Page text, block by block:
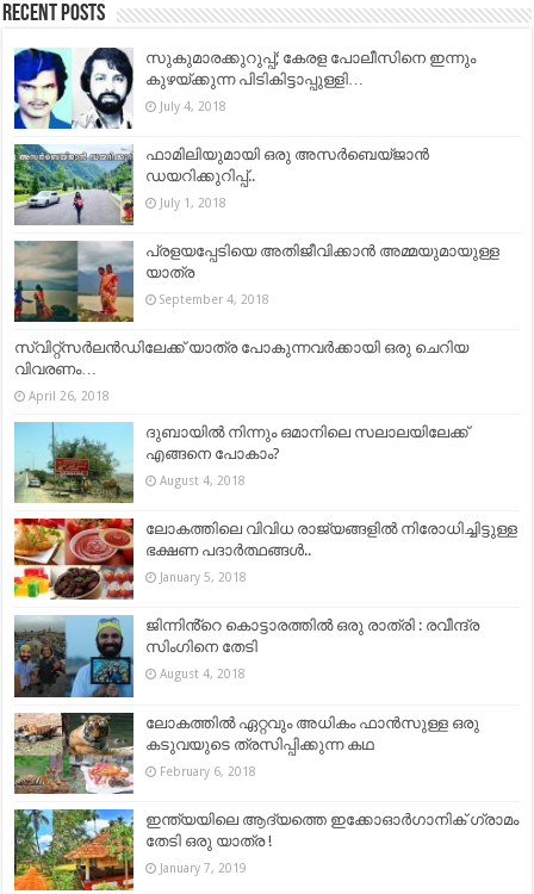
Recent Posts
സുകുമാരക്കുറുപ്പ്; കേരള പോലീസിനെ ഇന്നും
കുഴയ്ക്കുന്ന പിടികിട്ടാപ്പുള്ളി…
July 4, 2018
ഫാമിലിയുമായി ഒരു അസർബെയ്ജാൻ
ഡയറിക്കുറിപ്പ്..
July 1, 2018
പ്രളയപ്പേടിയെ അതിജീവിക്കാൻ അമ്മയുമായുള്ള
യാത്ര
September 4, 2018
സ്വിറ്റ്സർലൻഡിലേക്ക് യാത്ര പോകുന്നവര്‍ക്കായി ഒരു ചെറിയ
വിവരണം…
April 26, 2018
ദുബായിൽ നിന്നും ഒമാനിലെ സലാലയിലേക്ക്
എങ്ങനെ പോകാം?
August 4, 2018
ലോകത്തിലെ വിവിധ രാജ്യങ്ങളില്‍ നിരോധിച്ചിട്ടുള്ള
ഭക്ഷണ പദാര്‍ത്ഥങ്ങള്‍..
January 5, 2018
ജിന്നിൻ്റെ കൊട്ടാരത്തിൽ ഒരു രാത്രി : രവീന്ദ്ര
സിംഗിനെ തേടി
August 4, 2018
ലോകത്തില്‍ ഏറ്റവും അധികം ഫാന്‍സുള്ള ഒരു
കടുവയുടെ ത്രസിപ്പിക്കുന്ന കഥ
February 6, 2018
ഇന്ത്യയിലെ ആദ്യത്തെ ഇക്കോഓർഗാനിക് ഗ്രാമം
തേടി ഒരു യാത്ര !
January 7, 2019